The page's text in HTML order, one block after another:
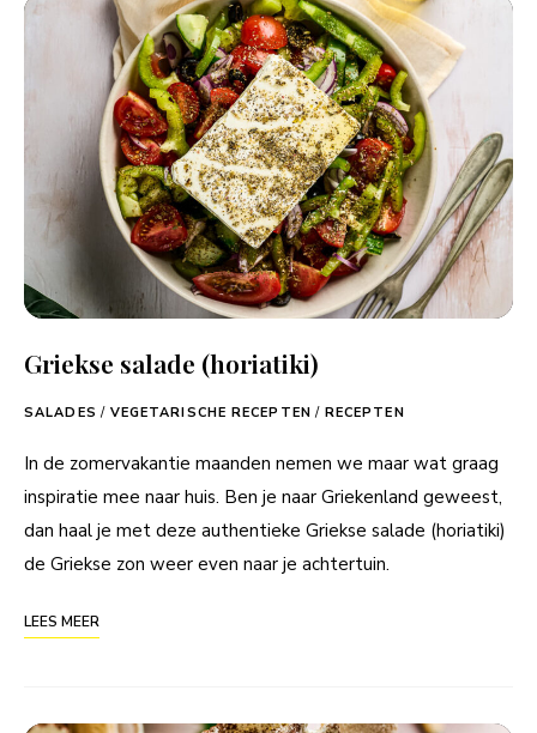
Griekse salade (horiatiki)
SALADES / VEGETARISCHE RECEPTEN / RECEPTEN
In de zomervakantie maanden nemen we maar wat graag
inspiratie mee naar huis. Ben je naar Griekenland geweest,
dan haal je met deze authentieke Griekse salade (horiatiki)
de Griekse zon weer even naar je achtertuin.
LEES MEER